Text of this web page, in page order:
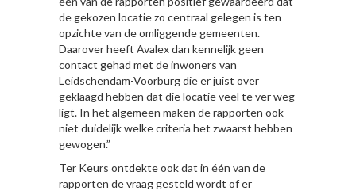
de gekozen locatie zo centraal gelegen is ten
opzichte van de omliggende gemeenten.
Daarover heeft Avalex dan kennelijk geen
contact gehad met de inwoners van
Leidschendam-Voorburg die er juist over
geklaagd hebben dat die locatie veel te ver weg
ligt. In het algemeen maken de rapporten ook
niet duidelijk welke criteria het zwaarst hebben
gewogen.”
Ter Keurs ontdekte ook dat in één van de
rapporten de vraag gesteld wordt of er